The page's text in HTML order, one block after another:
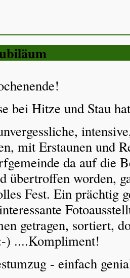
bei Hitze und Stau
mit Erstaunen und
da auf die
übertroffen worden,
Fest. Ein prächtig
getragen, sortiert,
....Kompliment!
- einfach